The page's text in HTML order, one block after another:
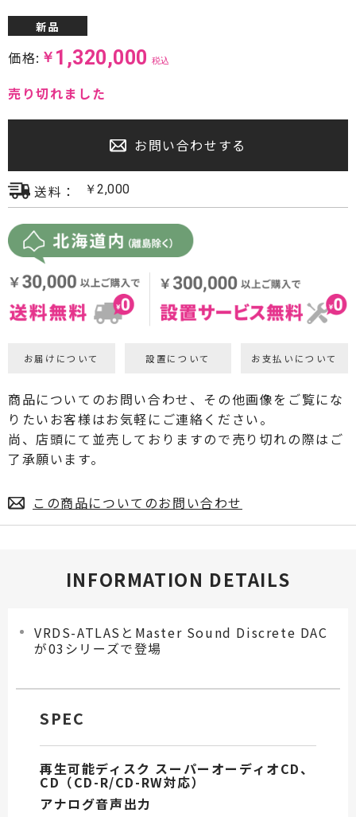
ヘッドフォン・イヤホン
オーディオその他
AVアンプ
プロジェクター・スクリーン
サウンドバー・アンプ内蔵型スピーカー
センタースピーカー・サブウーファー
新品
価格: ￥ 1,320,000 税込
売り切れました
お問い合わせする
送料： ￥2,000
お届けについて 設置について お支払いについて
商品についてのお問い合わせ、その他画像をご覧にな
りたいお客様はお気軽にご連絡ください。
尚、店頭にて並売しておりますので売り切れの際はご
了承願います。
この商品についてのお問い合わせ
INFORMATION DETAILS
VRDS-ATLASとMaster Sound Discrete DAC
が03シリーズで登場
SPEC
再生可能ディスク スーパーオーディオCD、
CD（CD-R/CD-RW対応）
アナログ音声出力